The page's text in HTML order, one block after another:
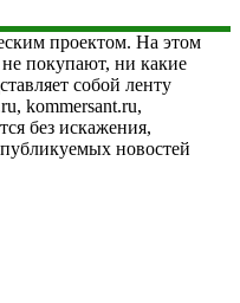
проектом. На этом
покупают, ни какие
собой ленту
kommersant.ru,
без искажения,
публикуемых новостей